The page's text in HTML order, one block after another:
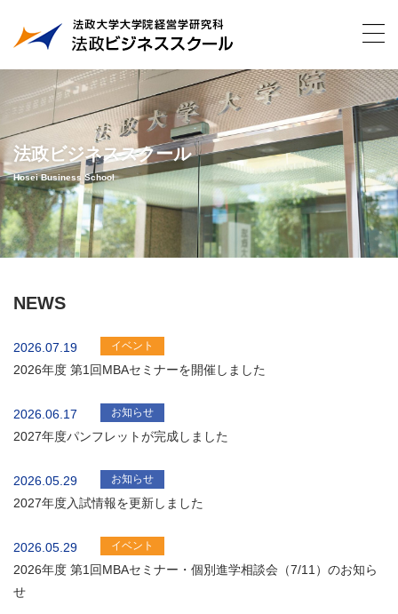
法政ビジネススクール
Hosei Business School
NEWS
2026.07.19 イベント
2026年度 第1回MBAセミナーを開催しました
2026.06.17 お知らせ
2027年度パンフレットが完成しました
2026.05.29 お知らせ
2027年度入試情報を更新しました
2026.05.29 イベント
2026年度 第1回MBAセミナー・個別進学相談会（7/11）のお知ら
せ